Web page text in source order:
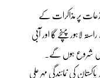
پر مذاکرات کے
لاہور پہنچے گا اور آبی
میں شروع ہوں گے۔
کی نمائندگی مہر علی